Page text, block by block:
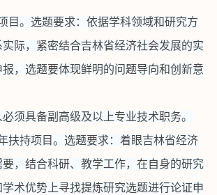
。选题要求：依据学科领域和研究方
际，紧密结合吉林省经济社会发展的实
报，选题要体现鲜明的问题导向和创新意
须具备副高级及以上专业技术职务。
持项目。选题要求：着眼吉林省经济
，结合科研、教学工作，在自身的研究
术优势上寻找提炼研究选题进行论证申